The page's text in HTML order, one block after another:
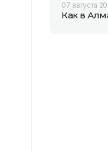
07 августа
Как в